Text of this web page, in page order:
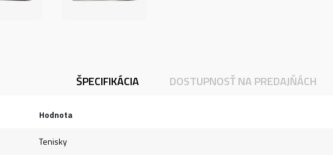
ŠPECIFIKÁCIA DOSTUPNOSŤ NA PREDAJŇÁCH
Hodnota
Tenisky